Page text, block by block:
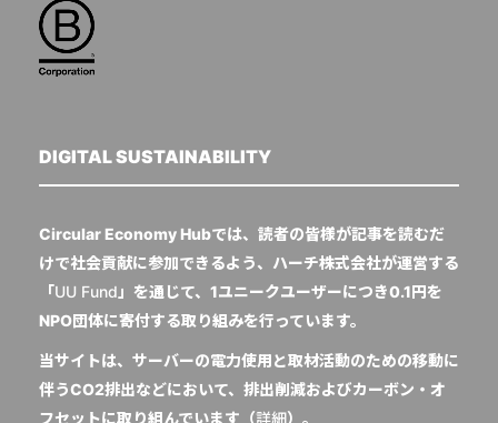
DIGITAL SUSTAINABILITY
Circular Economy Hubでは、読者の皆様が記事を読むだ
けで社会貢献に参加できるよう、ハーチ株式会社が運営する
「UU Fund 」を通じて、1ユニークユーザーにつき0.1円を
NPO団体に寄付する取り組みを行っています。
当サイトは、サーバーの電力使用と取材活動のための移動に
伴うCO2排出などにおいて、排出削減およびカーボン・オ
フセットに取り組んでいます（詳細）。